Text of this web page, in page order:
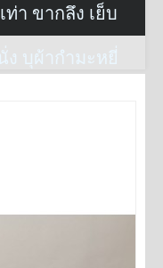
า ขากลึง เย็บ
บุผ้ากำมะหยี่